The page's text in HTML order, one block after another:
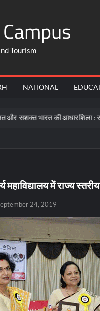
Tourism
NATIONAL
की आधारशिला : साय
महाविद्यालय में राज्य
24, 2019